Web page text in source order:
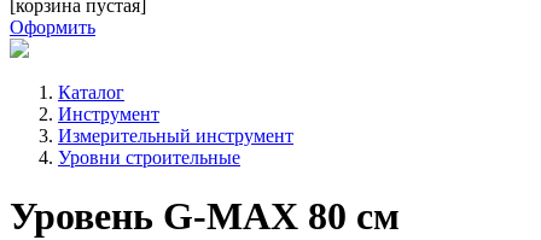
[корзина пустая]
Оформить
Каталог
Инструмент
Измерительный инструмент
Уровни строительные
Уровень G-MAX 80 см